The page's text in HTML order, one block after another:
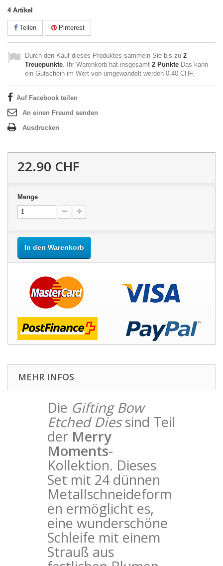
4 Artikel
Teilen Pinterest
Durch den Kauf dieses Produktes sammeln Sie bis zu 2
Treuepunkte. Ihr Warenkorb hat insgesamt 2 Punkte Das kann
ein Gutschein im Wert von umgewandelt werden 0.40 CHF.
Auf Facebook teilen
An einen Freund senden
Ausdrucken
22.90 CHF
Menge
In den Warenkorb
MEHR INFOS
Die Gifting Bow
Etched Diessind Teil
der Merry
Moments-
Kollektion. Dieses
Set mit 24 dünnen
Metallschneideform
en ermöglicht es,
eine wunderschöne
Schleife mit einem
Strauß aus